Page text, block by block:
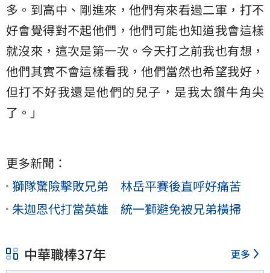
多。到高中、剛進來，他們有來看過二軍，打不
好會覺得對不起他們，他們可能也知道我會這樣
就沒來，這次是第一次。今天打之前我也有想，
他們其實不會這樣看我，他們當然也希望我好，
但打不好我還是他們的兒子，是我太鑽牛角尖
了。」
更多新聞：
獅隊驚險擊敗兄弟 林岳平賽後直呼好痛苦
朱迦恩代打當英雄 統一獅避免被兄弟橫掃
中華職棒37年 更多